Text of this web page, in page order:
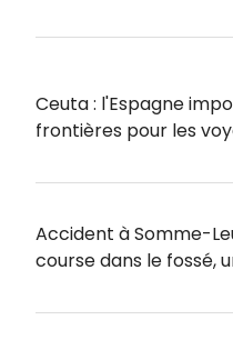
Ceuta : l'Espagne
frontières pour les
Accident à Somme-
course dans le fossé,